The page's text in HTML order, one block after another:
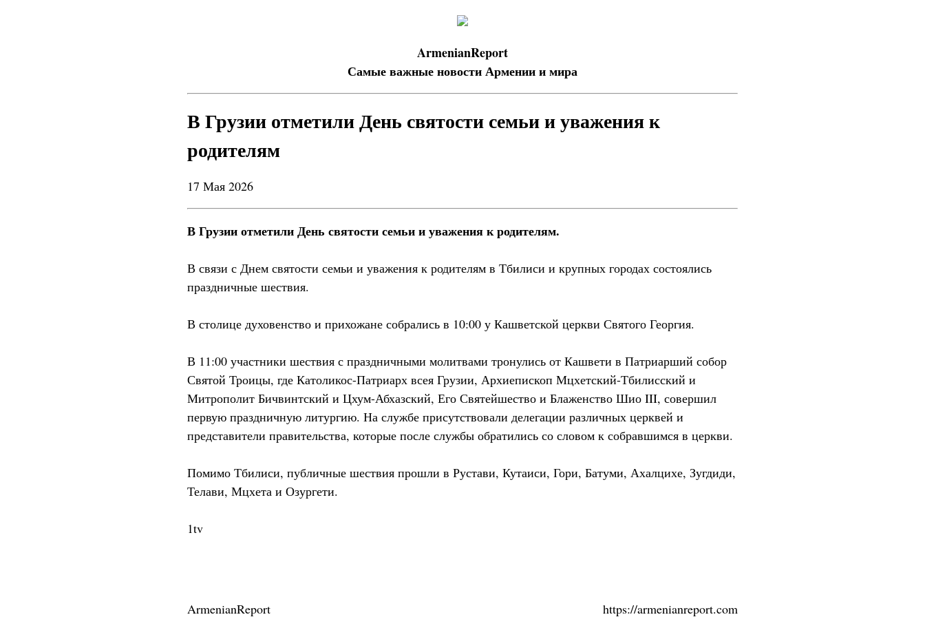
ArmenianReport
Самые важные новости Армении и мира
В Грузии отметили День святости семьи и уважения к
родителям
17 Мая 2026
В Грузии отметили День святости семьи и уважения к родителям.
В связи с Днем святости семьи и уважения к родителям в Тбилиси и крупных городах состоялись
праздничные шествия.
В столице духовенство и прихожане собрались в 10:00 у Кашветской церкви Святого Георгия.
В 11:00 участники шествия с праздничными молитвами тронулись от Кашвети в Патриарший собор
Святой Троицы, где Католикос-Патриарх всея Грузии, Архиепископ Мцхетский-Тбилисский и
Митрополит Бичвинтский и Цхум-Абхазский, Его Святейшество и Блаженство Шио III, совершил
первую праздничную литургию. На службе присутствовали делегации различных церквей и
представители правительства, которые после службы обратились со словом к собравшимся в церкви.
Помимо Тбилиси, публичные шествия прошли в Рустави, Кутаиси, Гори, Батуми, Ахалцихе, Зугдиди,
Телави, Мцхета и Озургети.
1tv
ArmenianReport https://armenianreport.com